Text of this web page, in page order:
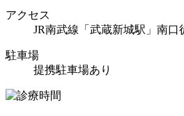
アクセス
JR南武線「武蔵新城駅」南口
駐車場
提携駐車場あり